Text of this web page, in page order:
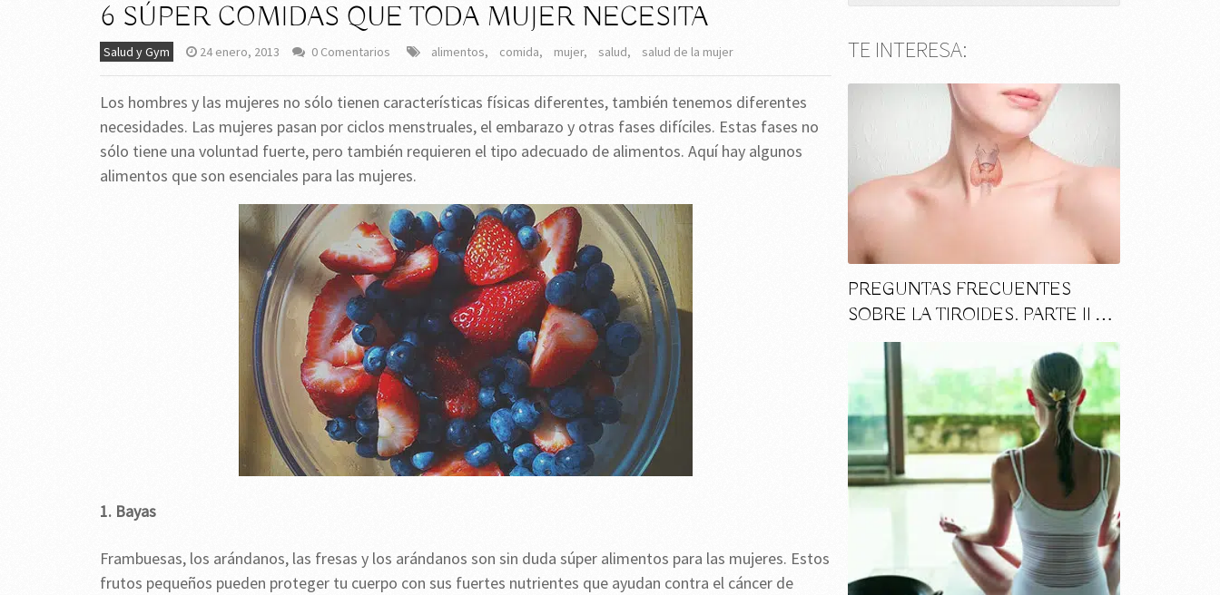
6 SÚPER COMIDAS QUE TODA MUJER NECESITA
Salud y Gym 24 enero, 2013 0 Comentarios alimentos, comida, mujer, salud, salud de la mujer
Los hombres y las mujeres no sólo tienen características físicas diferentes, también tenemos diferentes
necesidades. Las mujeres pasan por ciclos menstruales, el embarazo y otras fases difíciles. Estas fases no
sólo tiene una voluntad fuerte, pero también requieren el tipo adecuado de alimentos. Aquí hay algunos
alimentos que son esenciales para las mujeres.
1. Bayas
Frambuesas, los arándanos, las fresas y los arándanos son sin duda súper alimentos para las mujeres. Estos
frutos pequeños pueden proteger tu cuerpo con sus fuertes nutrientes que ayudan contra el cáncer de
TE INTERESA:
PREGUNTAS FRECUENTES
SOBRE LA TIROIDES. PARTE II …